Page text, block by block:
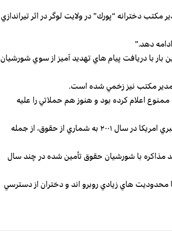
دخترانه “پورك” در ولايت لوگر در اثر تيراندازي
دهد.”
با دريافت پيام هاي تهديد آميز از سوي شورشيان
مدير مكتب نيز زخمي شده است.
هاي ۱۳۷۵-۱۳۸۰ آموزش دختران را ممنوع اعلام كرده بود و هنوز هم حملاتي را عليه
زنان پس از سقوط رژيم طالبان در پي حمله نيروهاي بين المللي به رهبري امريكا در سال ۲۰۰۱ به شماري از حقوق،‌ از جمله
مذاكره با شورشيان حقوق تأمين شده در چند سال
هاي زيادي روبرو اند و دختران از دسترسي